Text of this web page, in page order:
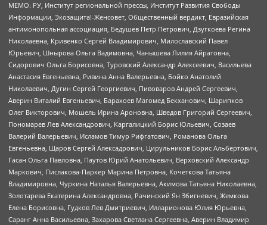
МЕМО. РУ, Институт региональной прессы, Институт Развития Свободы
Информации, Экозащита!-Женсовет, Общественный вердикт, Евразийская
антимонопольная ассоциация, Бедушев Петр Петрович, Дзугкоева Регина
Николаевна, Кривенко Сергей Владимирович, Милославский Павел
Юрьевич, Шнырова Ольга Вадимовна, Чанышева Лилия Айратовна,
Сидорович Ольга Борисовна, Туровский Александр Алексеевич, Васильева
Анастасия Евгеньевна, Ривина Анна Валерьевна, Бойко Анатолий
Николаевич, Дугин Сергей Георгиевич, Пивоваров Андрей Сергеевич,
Аверин Виталий Евгеньевич, Барахоев Магомед Бекханович, Шарипков
Олег Викторович, Мошель Ирина Ароновна, Шведов Григорий Сергеевич,
Пономарев Лев Александрович, Каргалицкий Борис Юльевич, Созаев
Валерий Валерьевич, Исламов Тимур Рифгатович, Романова Ольга
Евгеньевна, Щаров Сергей Алексадрович, Цирульников Борис Альбертович,
Гасан Ольга Павловна, Паутов Юрий Анатольевич, Верховский Александр
Маркович, Пислакова-Паркер Марина Петровна, Кочеткова Татьяна
Владимировна, Чуркина Наталья Валерьевна, Акимова Татьяна Николаевна,
Золотарева Екатерина Александровна, Рачинский Ян Збигневич, Жемкова
Елена Борисовна, Гудков Лев Дмитриевич, Илларионова Юлия Юрьевна,
Саранг Анна Васильевна, Захарова Светлана Сергеевна, Аверин Владимир